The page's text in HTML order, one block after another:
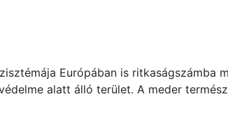
Európában is ritkaságszámba
alatt álló terület. A meder